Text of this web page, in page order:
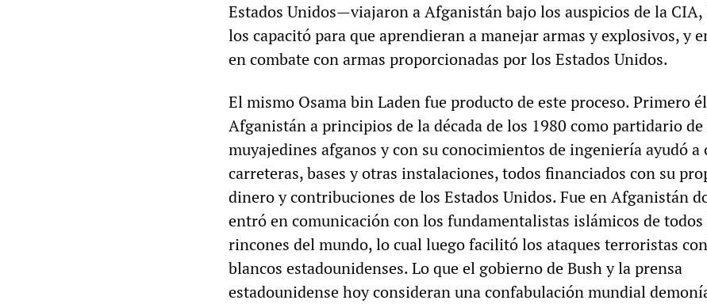
Estados Unidos—viajaron a Afganistán bajo los auspicios de la CIA,
los capacitó para que aprendieran a manejar armas y explosivos, y
en combate con armas proporcionadas por los Estados Unidos.
El mismo Osama bin Laden fue producto de este proceso. Primero
Afganistán a principios de la década de los 1980 como partidario de
muyajedines afganos y con su conocimientos de ingeniería ayudó
carreteras, bases y otras instalaciones, todos financiados con su
dinero y contribuciones de los Estados Unidos. Fue en Afganistán
entró en comunicación con los fundamentalistas islámicos de todos
rincones del mundo, lo cual luego facilitó los ataques terroristas
blancos estadounidenses. Lo que el gobierno de Bush y la prensa
estadounidense hoy consideran una confabulación mundial